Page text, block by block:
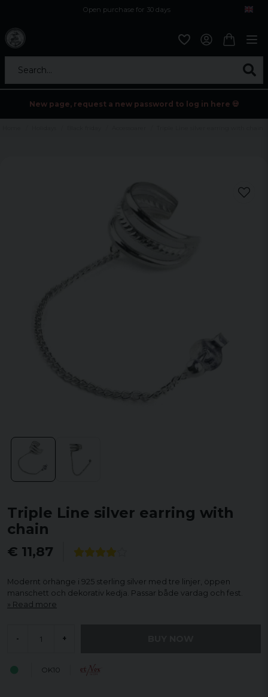
Open purchase for 30 days
Search...
New page, request a new password to log in here 💀
Triple Line silver earring with
chain
€ 11,87
Modernt örhänge i 925 sterling silver med tre linjer, öppen
manschett och dekorativ kedja. Passar både vardag och fest.
Read more
- +
OK10